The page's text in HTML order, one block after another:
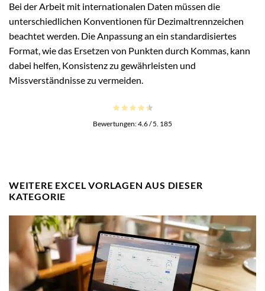
Bei der Arbeit mit internationalen Daten müssen die
unterschiedlichen Konventionen für Dezimaltrennzeichen
beachtet werden. Die Anpassung an ein standardisiertes
Format, wie das Ersetzen von Punkten durch Kommas, kann
dabei helfen, Konsistenz zu gewährleisten und
Missverständnisse zu vermeiden.
Bewertungen:4.6/ 5. 185
WEITERE EXCEL VORLAGEN AUS DIESER
KATEGORIE